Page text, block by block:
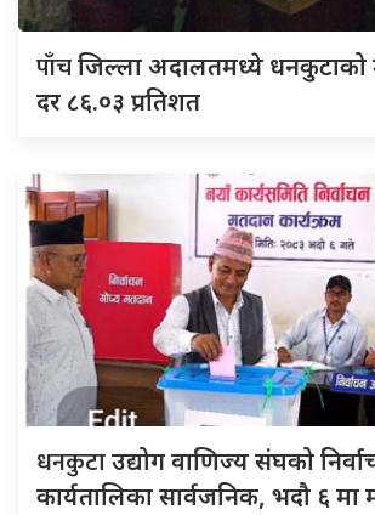
पाँचजिल्ला अदालतमध्ये धनकुटाको
दर ८६.०३ प्रतिशत
धनकुटाउद्योग वाणिज्य संघको
कार्यतालिका सार्वजनिक, भदौ ६ मा